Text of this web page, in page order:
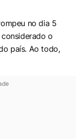
no dia 5
o
país. Ao todo,